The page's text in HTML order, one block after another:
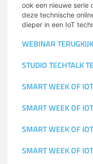
ook een nieuwe serie
deze technische
dieper in een IoT
WEBINAR
STUDIO TECHTALK
SMART WEEK OF
SMART WEEK OF
SMART WEEK OF
SMART WEEK OF